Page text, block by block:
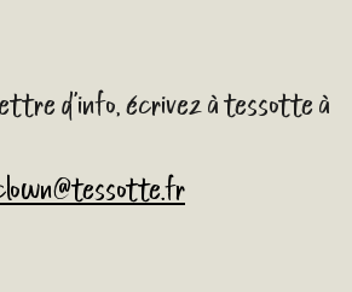
d'info, écrivez à tessotte à